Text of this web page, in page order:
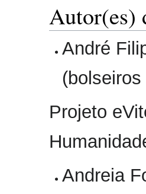
Autor(es)
André
Projeto
Andreia